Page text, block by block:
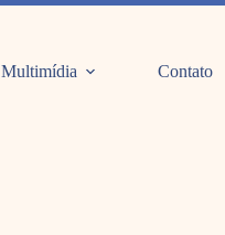
Multimídia Contato